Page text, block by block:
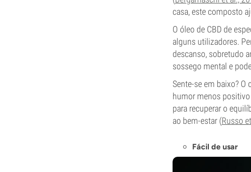
casa, este composto
O óleo de CBD de
alguns utilizadores.
descanso, sobretudo
sossego mental e
Sente-se em baixo?
humor menos
para recuperar o
ao bem-estar (Russo
Fácil de usar